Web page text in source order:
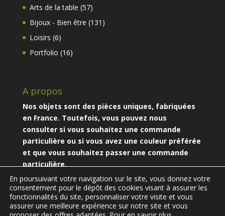
Arts de la table 5757
produits
Bijoux - Bien être 131 131
Loisirs 66
produits
Portfolio 1616
A propos
Nos objets sont des pièces uniques, fabriquées
en France. Toutefois, vous pouvez nous
consulter si vous souhaitez une commande
particulière ou si vous avez une couleur préférée
et que vous souhaitez passer une commande
particulière.
En poursuivant votre navigation sur le site, vous donnez votre
consentement pour le dépôt des cookies visant à assurer les
fonctionnalités du site, personnaliser votre visite et vous
assurer une meilleure expérience sur notre site et vous